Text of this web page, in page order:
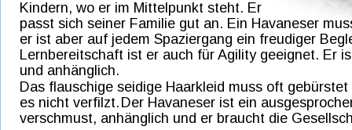
Kindern, wo er im Mittelpunkt steht. Er
passt sich seiner Familie gut an. Ein Havaneser
er ist aber auf jedem Spaziergang ein freudiger
Lernbereitschaft ist er auch für Agility geeignet. Er
und anhänglich.
Das flauschige seidige Haarkleid muss oft
es nicht verfilzt. Der Havaneser ist ein
verschmust, anhänglich und er braucht die